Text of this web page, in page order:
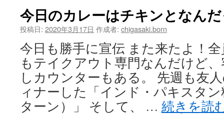
今日のカレーはチキンとなん
投稿日: 2020年3月17日 作成者: chigasaki.born
今日も勝手に宣伝 また来たよ！
もテイクアウト専門なんだけど
しカウンターもある。 先週も友
ィナーした「インド・パキスタ
ターン）」 そして、 … 続きを読